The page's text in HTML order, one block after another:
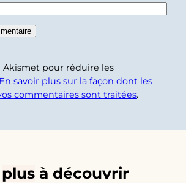
Akismet pour réduire les
En savoir plus sur la façon dont les
commentaires sont traitées.
plus à découvrir